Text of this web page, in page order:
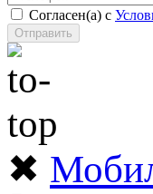
Согласен(а) с
Отправить
✖